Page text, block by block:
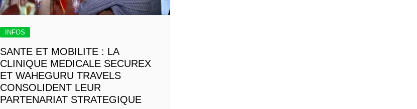
INFOS
SANTE ET MOBILITE : LA
CLINIQUE MEDICALE SECUREX
ET WAHEGURU TRAVELS
CONSOLIDENT LEUR
PARTENARIAT STRATEGIQUE